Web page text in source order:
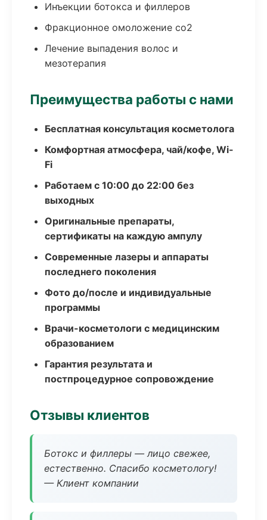
Инъекции ботокса и филлеров
Фракционное омоложение co2
Лечение выпадения волос и
мезотерапия
Преимущества работы с нами
Бесплатная консультация косметолога
Комфортная атмосфера, чай/кофе, Wi-
Fi
Работаем с 10:00 до 22:00 без
выходных
Оригинальные препараты,
сертификаты на каждую ампулу
Современные лазеры и аппараты
последнего поколения
Фото до/после и индивидуальные
программы
Врачи-косметологи с медицинским
образованием
Гарантия результата и
постпроцедурное сопровождение
Отзывы клиентов
Ботокс и филлеры — лицо свежее,
естественно. Спасибо косметологу!
— Клиент компании